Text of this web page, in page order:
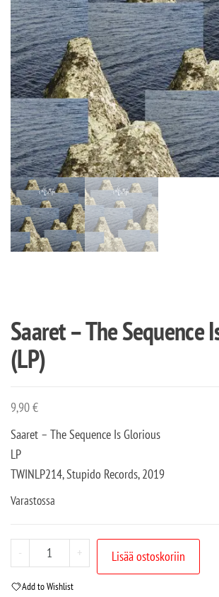
Saaret – The Sequence
(LP)
9,90€
Saaret – The Sequence Is Glorious
LP
TWINLP214, Stupido Records, 2019
Varastossa
- + Lisää ostoskoriin
Add to Wishlist